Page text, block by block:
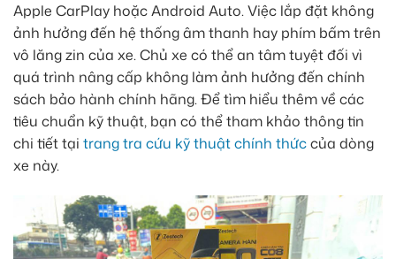
Apple CarPlay hoặc Android Auto. Việc lắp đặt không
ảnh hưởng đến hệ thống âm thanh hay phím bấm trên
vô lăng zin của xe. Chủ xe có thể an tâm tuyệt đối vì
quá trình nâng cấp không làm ảnh hưởng đến chính
sách bảo hành chính hãng. Để tìm hiểu thêm về các
tiêu chuẩn kỹ thuật, bạn có thể tham khảo thông tin
chi tiết tại trang tra cứu kỹ thuật chính thứccủa dòng
xe này.